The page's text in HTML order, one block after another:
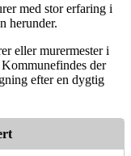
med stor erfaring i
herunder.
eller murermester i
der
efter en dygtig